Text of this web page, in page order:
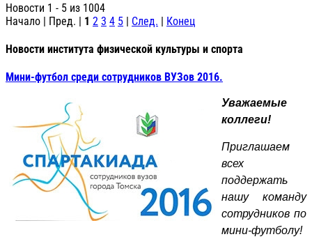
Новости 1 - 5 из 1004
Начало | Пред. | 1 2 3 4 5 | След. | Конец
Новости института физической культуры и спорта
Мини-футбол среди сотрудников ВУЗов 2016.
Уважаемые
коллеги!
Приглашаем
всех
поддержать
нашу команду
сотрудников по
мини-футболу!